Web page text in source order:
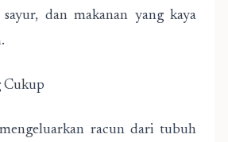
dan makanan yang kaya
Cukup
racun dari tubuh